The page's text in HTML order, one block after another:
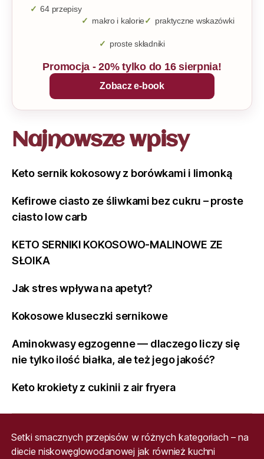
64 przepisy
makro i kalorie
praktyczne wskazówki
proste składniki
Promocja - 20% tylko do 16 sierpnia!
Zobacz e-book
Najnowsze wpisy
Keto sernik kokosowy z borówkami i limonką
Kefirowe ciasto ze śliwkami bez cukru – proste
ciasto low carb
KETO SERNIKI KOKOSOWO-MALINOWE ZE
SŁOIKA
Jak stres wpływa na apetyt?
Kokosowe kluseczki sernikowe
Aminokwasy egzogenne — dlaczego liczy się
nie tylko ilość białka, ale też jego jakość?
Keto krokiety z cukinii z air fryera
Setki smacznych przepisów w różnych kategoriach – na
diecie niskowęglowodanowej jak również kuchni